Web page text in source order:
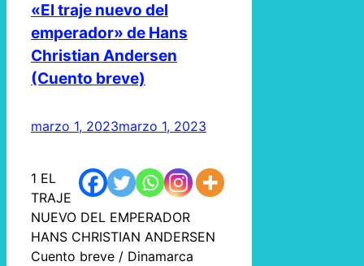
«El traje nuevo del
emperador» de Hans
Christian Andersen
(Cuento breve)
marzo 1, 2023marzo 1, 2023
1 EL
TRAJE
NUEVO DEL EMPERADOR
HANS CHRISTIAN ANDERSEN
Cuento breve / Dinamarca